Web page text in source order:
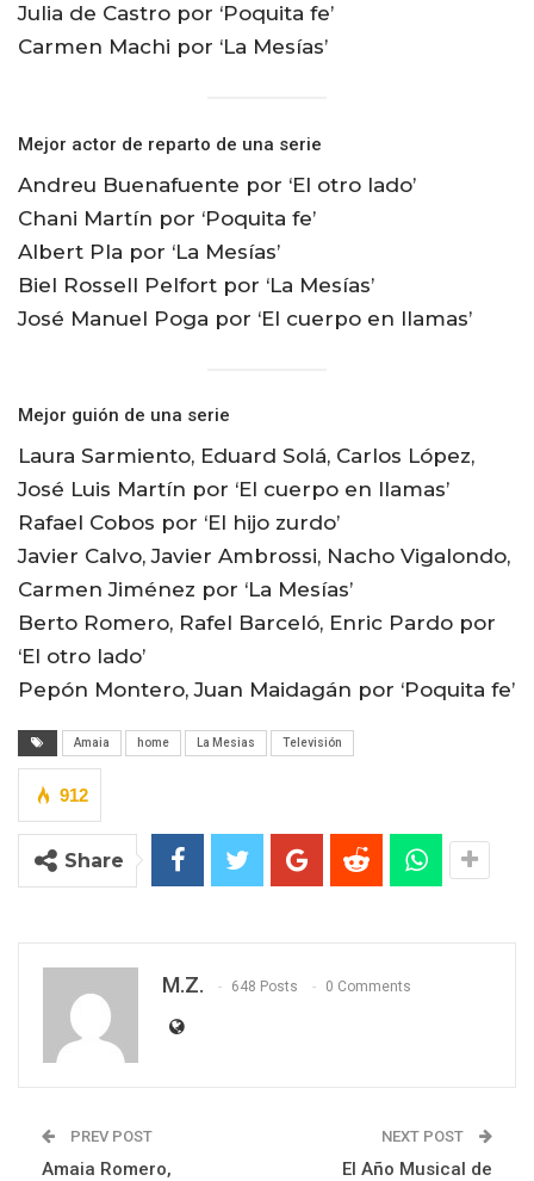
Julia de Castro por ‘Poquita fe’
Carmen Machi por ‘La Mesías’
Mejor actor de reparto de una serie
Andreu Buenafuente por ‘El otro lado’
Chani Martín por ‘Poquita fe’
Albert Pla por ‘La Mesías’
Biel Rossell Pelfort por ‘La Mesías’
José Manuel Poga por ‘El cuerpo en llamas’
Mejor guión de una serie
Laura Sarmiento, Eduard Solá, Carlos López,
José Luis Martín por ‘El cuerpo en llamas’
Rafael Cobos por ‘El hijo zurdo’
Javier Calvo, Javier Ambrossi, Nacho Vigalondo,
Carmen Jiménez por ‘La Mesías’
Berto Romero, Rafel Barceló, Enric Pardo por
‘El otro lado’
Pepón Montero, Juan Maidagán por ‘Poquita fe’
Amaia home La Mesias Televisión
912
Share
M.Z. 648 Posts 0 Comments
PREV POST
Amaia Romero,
NEXT POST
El Año Musical de